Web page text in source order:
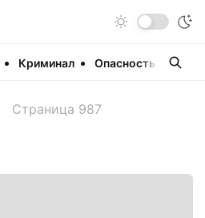
Криминал Опасность
Страница 987